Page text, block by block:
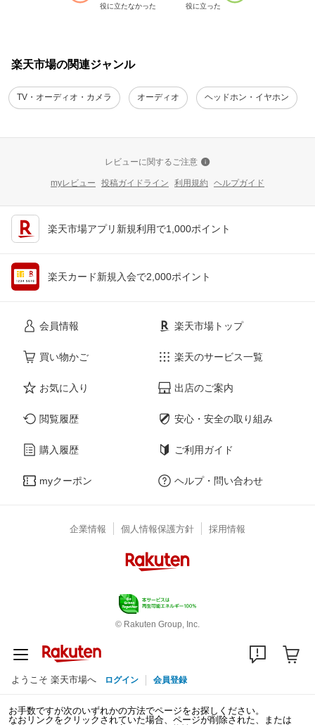
役に立たなかった 役に立った
楽天市場の関連ジャンル
TV・オーディオ・カメラ オーディオ ヘッドホン・イヤホン
レビューに関するご注意
myレビュー 投稿ガイドライン 利用規約 ヘルプガイド
楽天市場アプリ新規利用で1,000ポイント
楽天カード新規入会で2,000ポイント
会員情報
買い物かご
お気に入り
閲覧履歴
購入履歴
myクーポン
楽天市場トップ
楽天のサービス一覧
出店のご案内
安心・安全の取り組み
ご利用ガイド
ヘルプ・問い合わせ
企業情報 個人情報保護方針 採用情報
© Rakuten Group, Inc.
ようこそ 楽天市場へ ログイン 会員登録
お手数ですが次のいずれかの方法でページをお探しください。
なおリンクをクリックされていた場合、ページが削除された、または